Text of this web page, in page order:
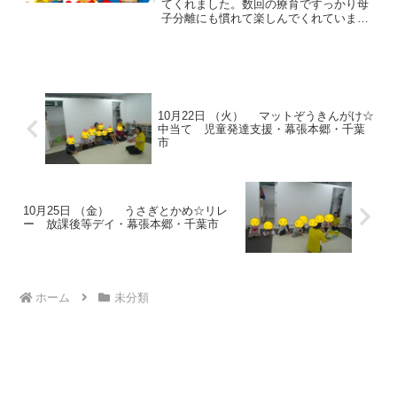
てくれました。数回の療育ですっかり母
子分離にも慣れて楽しんでくれていま
10月22日 （火） マットぞうきんがけ☆
中当て 児童発達支援・幕張本郷・千葉
市
10月25日 （金） うさぎとかめ☆リレ
ー 放課後等デイ・幕張本郷・千葉市
ホーム 未分類